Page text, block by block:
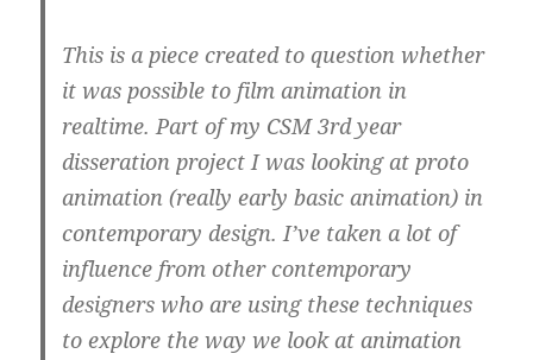
This is a piece created to question whether
it was possible to film animation in
realtime. Part of my CSM 3rd year
disseration project I was looking at proto
animation (really early basic animation) in
contemporary design. I’ve taken a lot of
influence from other contemporary
designers who are using these techniques
to explore the way we look at animation